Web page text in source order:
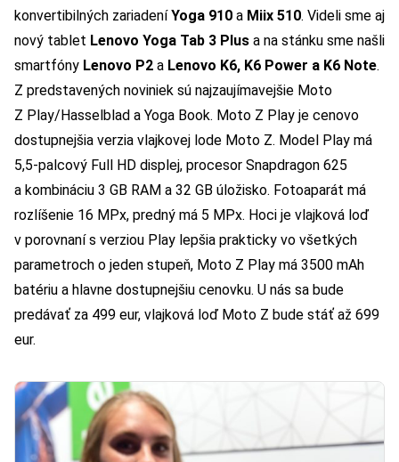
konvertibilných zariadeníYoga 910 a Miix 510. Videli sme aj
nový tablet Lenovo Yoga Tab 3 Plus a na stánku sme našli
smartfóny Lenovo P2 a Lenovo K6, K6 Power a K6 Note.
Z predstavených noviniek sú najzaujímavejšie Moto
Z Play/Hasselblad a Yoga Book. Moto Z Play je cenovo
dostupnejšia verzia vlajkovej lode Moto Z. Model Play má
5,5-palcový Full HD displej, procesor Snapdragon 625
a kombináciu 3 GB RAM a 32 GB úložisko. Fotoaparát má
rozlíšenie 16 MPx, predný má 5 MPx. Hoci je vlajková loď
v porovnaní s verziou Play lepšia prakticky vo všetkých
parametroch o jeden stupeň, Moto Z Play má 3500 mAh
batériu a hlavne dostupnejšiu cenovku. U nás sa bude
predávať za 499 eur, vlajková loď Moto Z bude stáť až 699
eur.